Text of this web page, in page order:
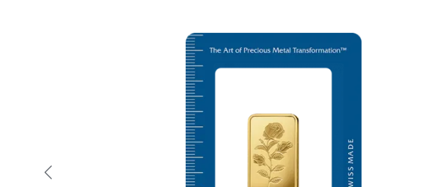
Página anterior